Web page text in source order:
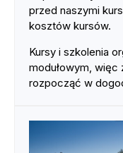
przed naszymi
kosztów kursów.
Kursy i szkolenia
modułowym,
rozpocząć w